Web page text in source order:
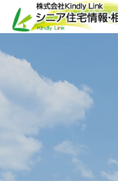
当社について
外国人人材採用